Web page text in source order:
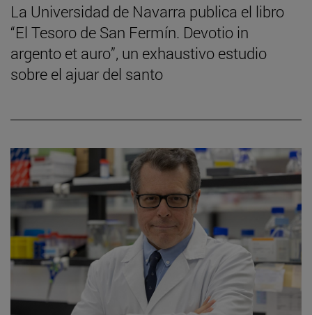
La Universidad de Navarra publica el libro
“El Tesoro de San Fermín. Devotio in
argento et auro”, un exhaustivo estudio
sobre el ajuar del santo